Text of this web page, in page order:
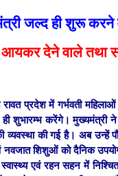
जल्द ही शुरू करने
आयकर देने वाले तथा
रावत प्रदेश में गर्भवती
ही शुभारम्भ करेंगे।
व्यवस्था की गई है। अब
नवजात शिशुओं को दैनिक
एवं रहन सहन में